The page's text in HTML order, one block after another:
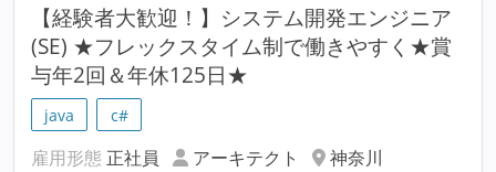
【経験者大歓迎！】システム開発エンジニア
(SE) ★フレックスタイム制で働きやすく★賞
与年2回＆年休125日★
java c#
雇用形態 正社員 アーキテクト
神奈川